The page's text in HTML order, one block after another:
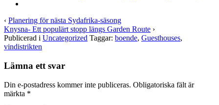
‹ Planering för nästa Sydafrika-säsong
Knysna- Ett populärt stopp längs Garden Route ›
Publicerad i Uncategorized Taggar: boende, Guesthouses,
vindistrikten
Lämna ett svar
Din e-postadress kommer inte publiceras. Obligatoriska fält är
märkta *